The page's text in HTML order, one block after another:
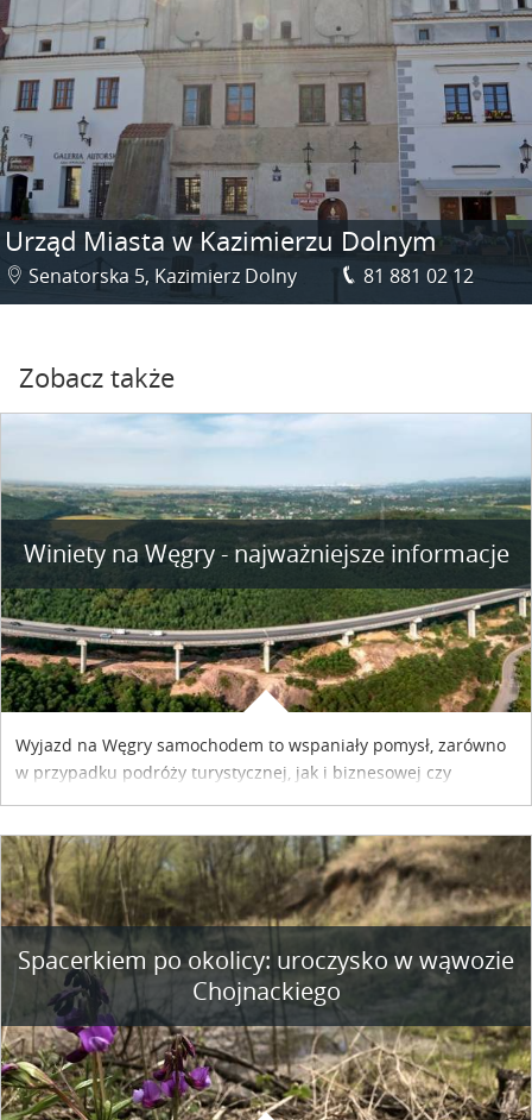
Urząd Miasta w Kazimierzu Dolnym
Senatorska 5, Kazimierz Dolny 81 881 02 12
Zobacz także
Winiety na Węgry - najważniejsze informacje
Wyjazd na Węgry samochodem to wspaniały pomysł, zarówno
w przypadku podróży turystycznej, jak i biznesowej czy
służbowej. Pamiętać tylko trzeba o wykupieniu winiety, co
współpracy reklamowej z Hungary Vignette.
Spacerkiem po okolicy: uroczysko w wąwozie
Chojnackiego